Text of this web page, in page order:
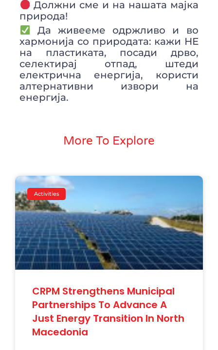
Должни сме и на нашата мајка
природа!
Да живееме одржливо и во
хармонија со природата: кажи НЕ
на пластиката, посади дрво,
селектирај отпад, штеди
електрична енергија, користи
алтернативни извори на
енергија.
More To Explore
Activities
CRPM Strengthens Municipal
Partnerships To Advance A
Just Energy Transition In North
Macedonia